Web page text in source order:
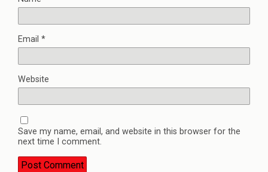
Email *
Website
Save my name, email, and website in this browser for the
next time I comment.